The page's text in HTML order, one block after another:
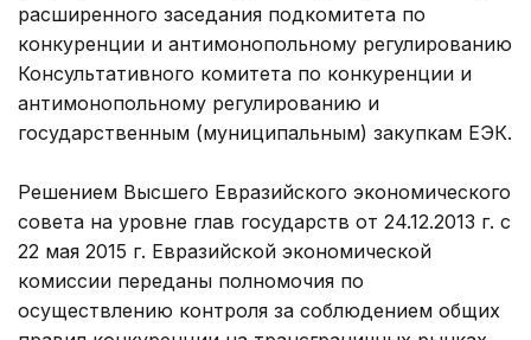
расширенного заседания подкомитета по
конкуренции и антимонопольному регулированию
Консультативного комитета по конкуренции и
антимонопольному регулированию и
государственным (муниципальным) закупкам ЕЭК.
Решением Высшего Евразийского экономического
совета на уровне глав государств от 24.12.2013 г. с
22 мая 2015 г. Евразийской экономической
комиссии переданы полномочия по
осуществлению контроля за соблюдением общих